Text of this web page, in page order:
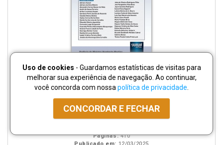
disponível
em
Disponível
na
páginas
Falências e Recuperação de Empresas - Volume 4
Organizadores: Alexandre Nasser de Melo, Eduardo Oliveira
Agustinho, João de Oliveira Rodrigues Filho
Páginas:410
Uso de cookies - Guardamos estatísticas de visitas para
melhorar sua experiência de navegação. Ao continuar,
você concorda com nossa política de privacidade
CONCORDAR E FECHAR